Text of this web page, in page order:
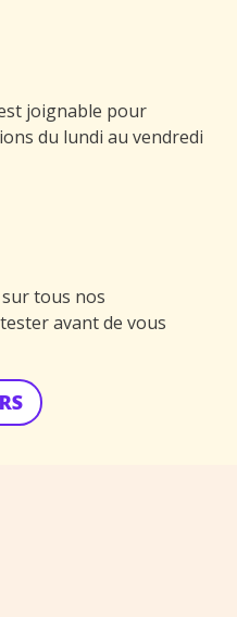
joignable pour
du lundi au vendredi
tous nos
avant de vous